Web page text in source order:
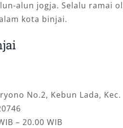
alun jogja. Selalu ramai
kota binjai.
No.2, Kebun Lada,
– 20.00 WIB